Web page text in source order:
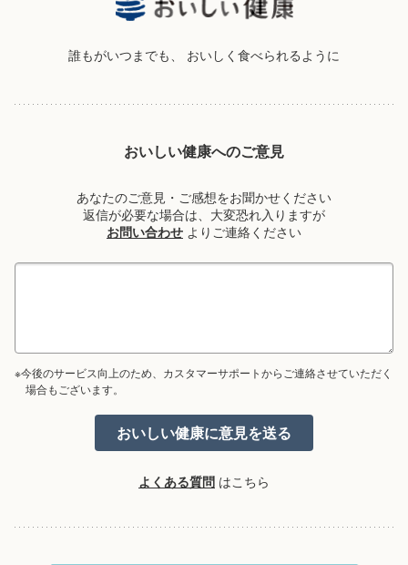
誰もがいつまでも、 おいしく食べられるように
おいしい健康へのご意見
あなたのご意見・ご感想をお聞かせください
返信が必要な場合は、大変恐れ入りますが
お問い合わせ よりご連絡ください
※今後のサービス向上のため、カスタマーサポートからご連絡させていただく
場合もございます。
よくある質問 はこちら